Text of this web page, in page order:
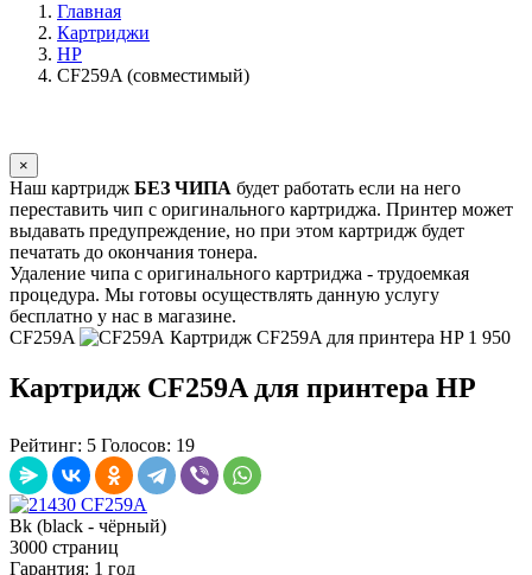
Главная
Картриджи
HP
CF259A (совместимый)
×
Наш картридж БЕЗ ЧИПА будет работать если на него
переставить чип с оригинального картриджа. Принтер может
выдавать предупреждение, но при этом картридж будет
печатать до окончания тонера.
Удаление чипа с оригинального картриджа - трудоемкая
процедура. Мы готовы осуществлять данную услугу
бесплатно у нас в магазине.
CF259A
Картридж CF259A для принтера HP 1 950
Картридж CF259A для принтера HP
Рейтинг: 5 Голосов: 19
Bk (black - чёрный)
3000 страниц
Гарантия: 1 год